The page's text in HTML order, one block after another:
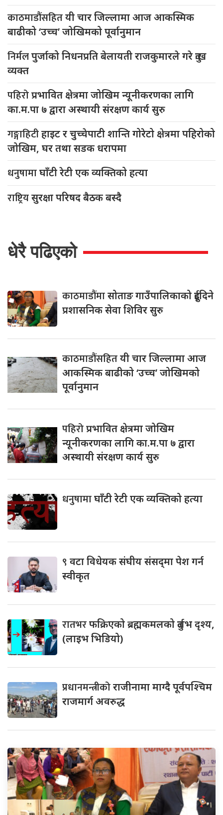
काठमाडौंसहितयी चार जिल्लामा आज आकस्मिक
बाढीको ‘उच्च’ जोखिमको पूर्वानुमान
निर्मलपुर्जाको निधनप्रति बेलायती राजकुमारले गरे दुःख
व्यक्त
पहिरोप्रभावित क्षेत्रमा जोखिम न्यूनीकरणका लागि
का.म.पा ७ द्वारा अस्थायी संरक्षण कार्य सुरु
गङ्गाहिटीहाइट र चुच्चेपाटी शान्ति गोरेटो क्षेत्रमा पहिरोको
जोखिम, घर तथा सडक धरापमा
धनुषामाघाँटी रेटी एक व्यक्तिको हत्या
राष्ट्रियसुरक्षा परिषद बैठक बस्दै
धेरै पढिएको
काठमाडौंमासोताङ गाउँपालिकाको दुईदिने
प्रशासनिक सेवा शिविर सुरु
काठमाडौंसहितयी चार जिल्लामा आज
आकस्मिक बाढीको ‘उच्च’ जोखिमको
पूर्वानुमान
पहिरोप्रभावित क्षेत्रमा जोखिम
न्यूनीकरणका लागि का.म.पा ७ द्वारा
अस्थायी संरक्षण कार्य सुरु
धनुषामाघाँटी रेटी एक व्यक्तिको हत्या
९ वटा विधेयक संघीय संसद्‌मा पेश गर्न
स्वीकृत
रातभरफक्रिएको ब्रह्मकमलको दुर्लभ दृश्य,
(लाइभ भिडियो)
प्रधानमन्त्रीकोराजीनामा माग्दै पूर्वपश्चिम
राजमार्ग अवरुद्ध